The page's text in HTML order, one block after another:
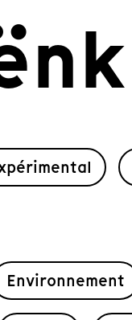
Environnement